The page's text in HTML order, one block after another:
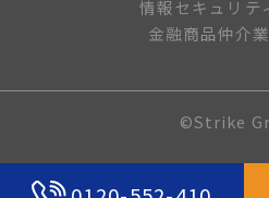
情報セキュリテ
金融商品仲介
©Strike